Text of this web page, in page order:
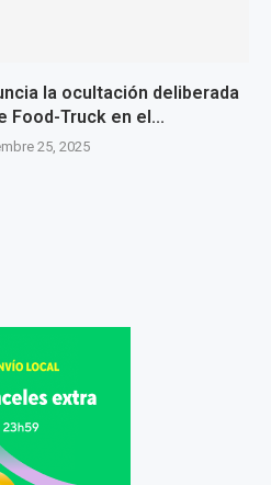
la ocultación deliberada
Food-Truck en el...
25, 2025